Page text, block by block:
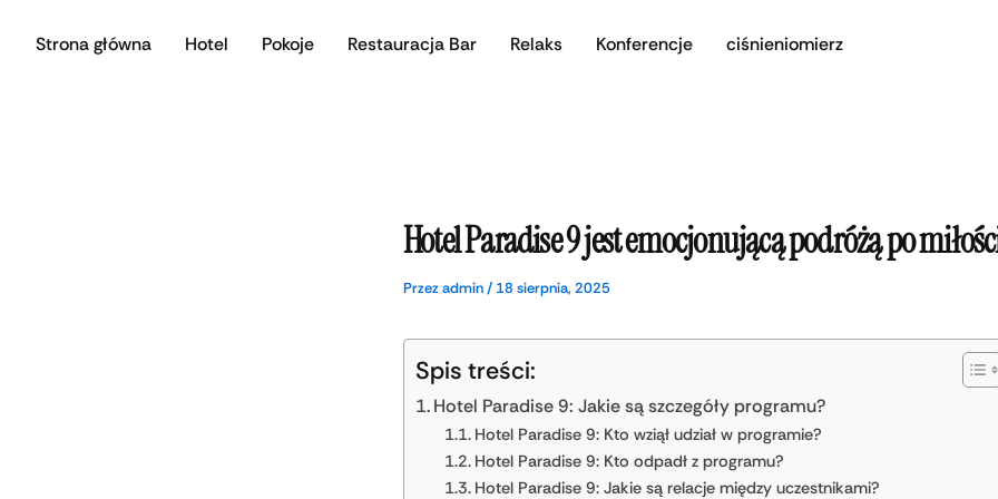
Strona główna Hotel Pokoje Restauracja Bar Relaks Konferencje ciśnieniomierz
Hotel Paradise 9 jest emocjonującą podróżą po
Przezadmin/ 18 sierpnia, 2025
Spis treści:
Hotel Paradise 9: Jakie są szczegóły programu?
Hotel Paradise 9: Kto wziął udział w programie?
Hotel Paradise 9: Kto odpadł z programu?
Hotel Paradise 9: Jakie są relacje między uczestnikami?